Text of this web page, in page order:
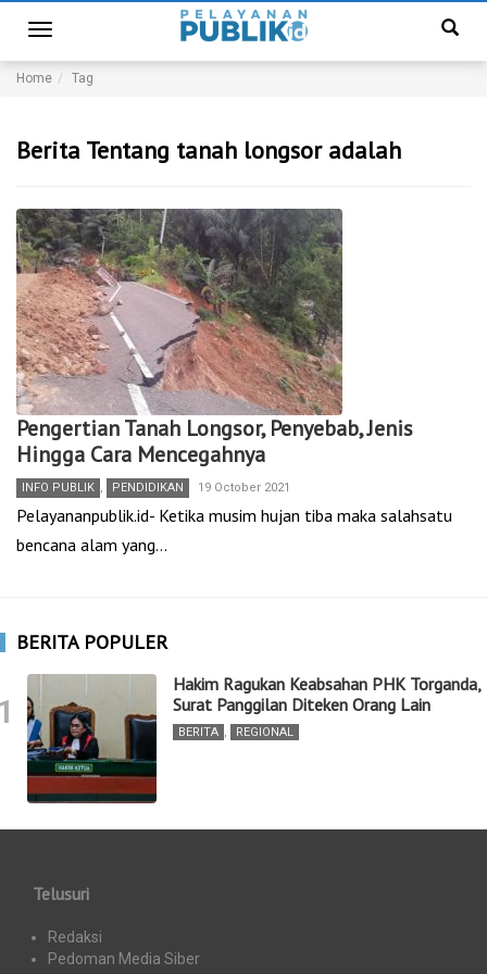
Toggle
navigation
Home Tag
Berita Tentang tanah longsor adalah
Pengertian Tanah Longsor, Penyebab, Jenis
Hingga Cara Mencegahnya
INFO PUBLIK , PENDIDIKAN 19 October 2021
Pelayananpublik.id- Ketika musim hujan tiba maka salahsatu
bencana alam yang…
BERITA POPULER
Hakim Ragukan Keabsahan PHK Torganda,
Surat Panggilan Diteken Orang Lain
BERITA , REGIONAL
Telusuri
Redaksi
Pedoman Media Siber